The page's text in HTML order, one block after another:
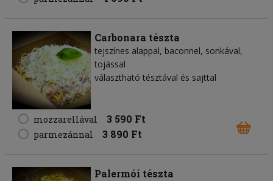
Carbonara tészta
tejszínes alappal, baconnel, sonkával,
tojással
választható tésztával és sajttal
mozzarellával 3 590 Ft
parmezánnal 3 890 Ft
Palermói tészta